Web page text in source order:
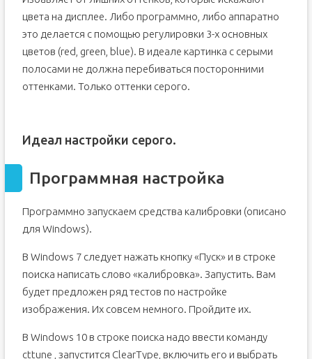
цвета на дисплее. Либо программно, либо аппаратно
это делается с помощью регулировки 3-х основных
цветов (red, green, blue). В идеале картинка с серыми
полосами не должна перебиваться посторонними
оттенками. Только оттенки серого.
Идеал настройки серого.
Программная настройка
Программно запускаем средства калибровки (описано
для Windows).
В Windows 7 следует нажать кнопку «Пуск» и в строке
поиска написать слово «калибровка». Запустить. Вам
будет предложен ряд тестов по настройке
изображения. Их совсем немного. Пройдите их.
В Windows 10 в строке поиска надо ввести команду
cttune , запустится ClearType, включить его и выбрать